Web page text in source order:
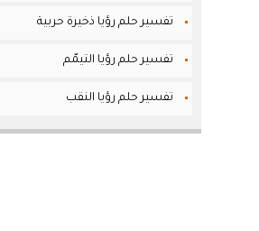
تفسير حلم رؤيا ذخيرة حربية
تفسير حلم رؤيا التيمّم
تفسير حلم رؤيا النقب